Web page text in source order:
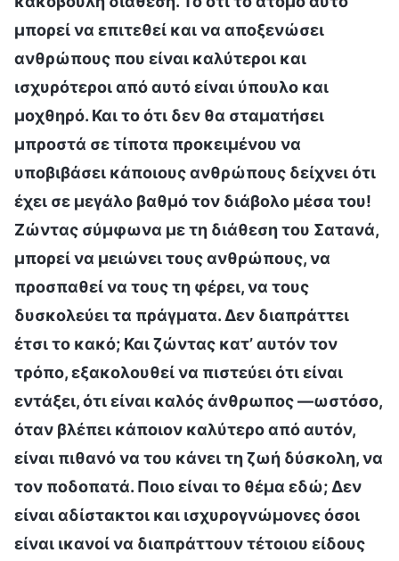
μπορεί να επιτεθεί και να αποξενώσει
ανθρώπους που είναι καλύτεροι και
ισχυρότεροι από αυτό είναι ύπουλο και
μοχθηρό. Και το ότι δεν θα σταματήσει
μπροστά σε τίποτα προκειμένου να
υποβιβάσει κάποιους ανθρώπους δείχνει ότι
έχει σε μεγάλο βαθμό τον διάβολο μέσα του!
Ζώντας σύμφωνα με τη διάθεση του Σατανά,
μπορεί να μειώνει τους ανθρώπους, να
προσπαθεί να τους τη φέρει, να τους
δυσκολεύει τα πράγματα. Δεν διαπράττει
έτσι το κακό; Και ζώντας κατ’ αυτόν τον
τρόπο, εξακολουθεί να πιστεύει ότι είναι
εντάξει, ότι είναι καλός άνθρωπος —ωστόσο,
όταν βλέπει κάποιον καλύτερο από αυτόν,
είναι πιθανό να του κάνει τη ζωή δύσκολη, να
τον ποδοπατά. Ποιο είναι το θέμα εδώ; Δεν
είναι αδίστακτοι και ισχυρογνώμονες όσοι
είναι ικανοί να διαπράττουν τέτοιου είδους